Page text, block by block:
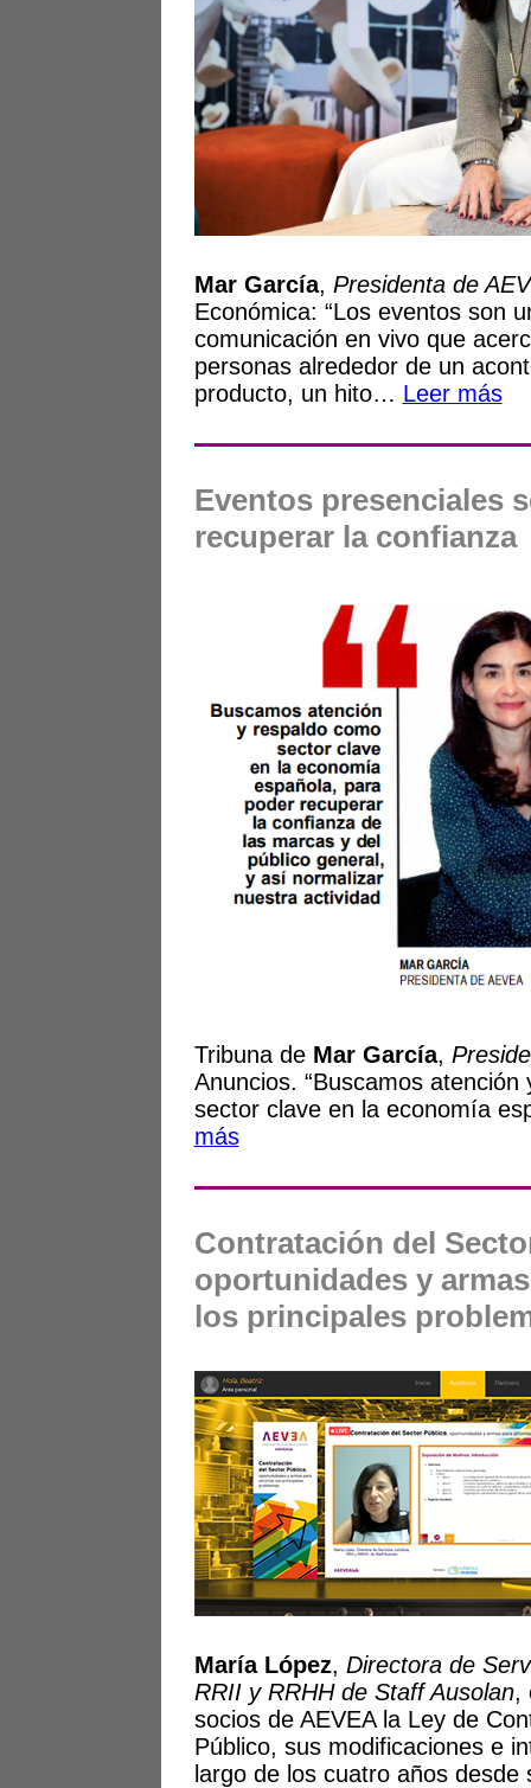
Mar García, Presidenta de
Económica: “Los eventos son
comunicación en vivo que
personas alrededor de un
producto, un hito… Leer más
Eventos presenciales
recuperar la confianza
Tribuna de Mar García,
Anuncios. “Buscamos atención
sector clave en la economía
más
Contratación del
oportunidades y
los principales
María López, Directora de
RRII y RRHH de Staff Ausolan,
socios de AEVEA la Ley de
Público, sus modificaciones e
largo de los cuatro años desde